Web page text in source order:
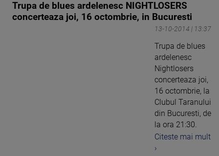
Trupa de blues ardelenesc NIGHTLOSERS
concerteaza joi, 16 octombrie, in Bucuresti
13-10-2014 | 13:37
Trupa de blues
ardelenesc
Nightlosers
concerteaza joi,
16 octombrie, la
Clubul Taranului
din Bucuresti, de
la ora 21:30.
Citeste mai mult
›